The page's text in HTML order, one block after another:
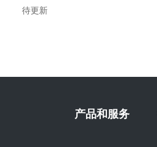
待更新
产品和服务